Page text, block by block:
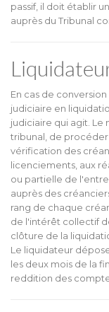
passif, il doit établir
auprès du Tribunal
En cas de
judiciaire en
judiciaire qui agit. Le
tribunal, de
vérification des
licenciements, aux
ou partielle de
auprès des
rang de chaque
de l'intérêt collectif
clôture de la
Le liquidateur
les deux mois de la
reddition des